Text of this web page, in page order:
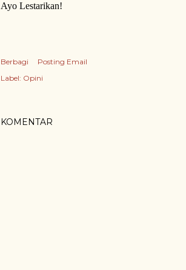
Ayo Lestarikan!
Berbagi
Posting Email
Label: Opini
KOMENTAR